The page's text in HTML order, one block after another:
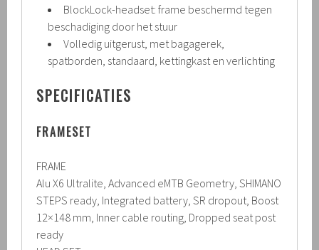
BlockLock-headset: frame beschermd tegen
beschadiging door het stuur
Volledig uitgerust, met bagagerek,
spatborden, standaard, kettingkast en verlichting
SPECIFICATIES
FRAMESET
FRAME
Alu X6 Ultralite, Advanced eMTB Geometry, SHIMANO
STEPS ready, Integrated battery, SR dropout, Boost
12×148 mm, Inner cable routing, Dropped seat post
ready